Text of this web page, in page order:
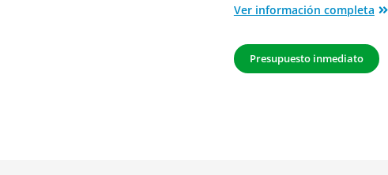
Ver información completa
Presupuesto inmediato